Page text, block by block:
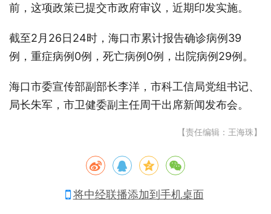
前，这项政策已提交市政府审议，近期印发实施。
截至2月26日24时，海口市累计报告确诊病例39
例，重症病例0例，死亡病例0例，出院病例29例。
海口市委宣传部副部长李洋，市科工信局党组书记、
局长朱军，市卫健委副主任周干出席新闻发布会。
【责任编辑：王海珠】
将中经联播添加到手机桌面